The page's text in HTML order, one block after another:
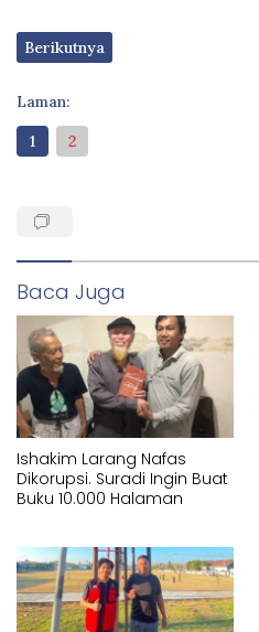
Berikutnya
Laman:
1
2
Baca Juga
Ishakim Larang Nafas
Dikorupsi. Suradi Ingin Buat
Buku 10.000 Halaman